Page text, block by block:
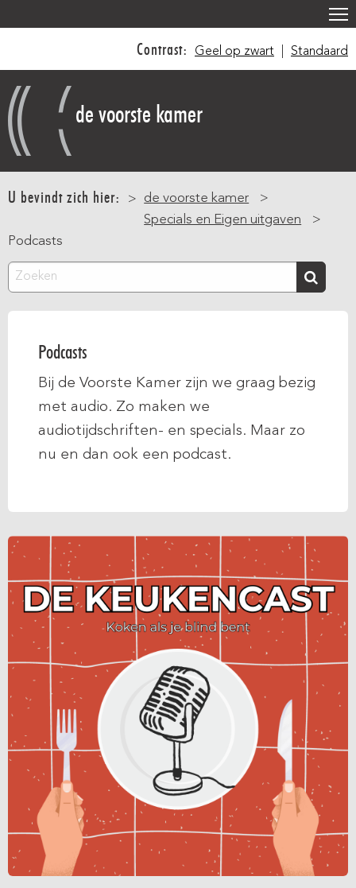
inhoud
gaan
Contrast: Geel op zwart Standaard
de voorste kamer
U bevindt zich hier:
de voorste kamer
Specials en Eigen uitgaven
Podcasts
Zoeken
Podcasts
Bij de Voorste Kamer zijn we graag bezig
met audio. Zo maken we
audiotijdschriften- en specials. Maar zo
nu en dan ook een podcast.